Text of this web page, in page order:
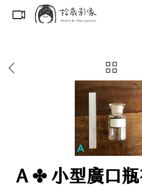
A ✤ 小型廣口